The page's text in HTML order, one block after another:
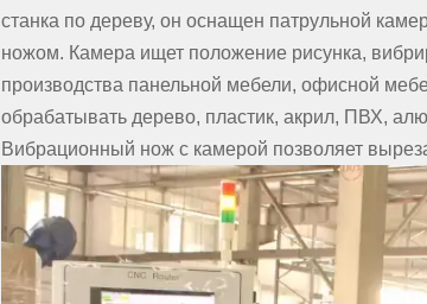
станка по дереву, он оснащен патрульной
ножом. Камера ищет положение рисунка,
производства панельной мебели, офисной
обрабатывать дерево, пластик, акрил, ПВХ,
Вибрационный нож с камерой позволяет